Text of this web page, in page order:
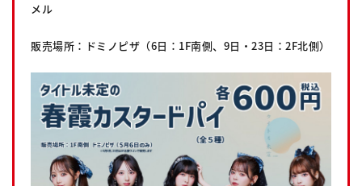
メル
販売場所：ドミノピザ（6日：1F南側、9日・23日：2F北側）